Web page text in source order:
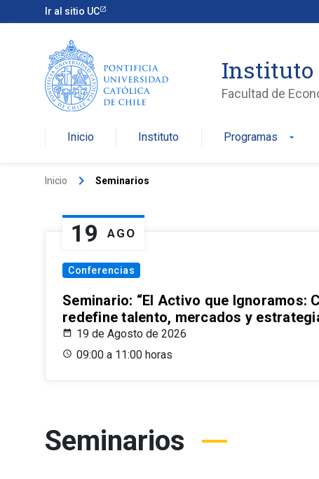
Ir al sitio UC
Instituto
Facultad de
Inicio Instituto Programas arrow_drop_down
Inicio keyboard_arrow_right Seminarios
19 AGO
Conferencias
Seminario: “El Activo que Ignoramos:
redefine talento, mercados y
19 de Agosto de 2026
09:00 a 11:00 horas
Seminarios